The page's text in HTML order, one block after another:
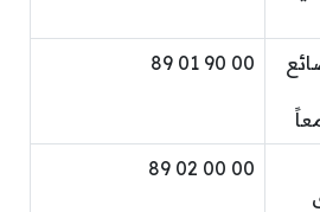
00 90 01 89
00 00 02 89